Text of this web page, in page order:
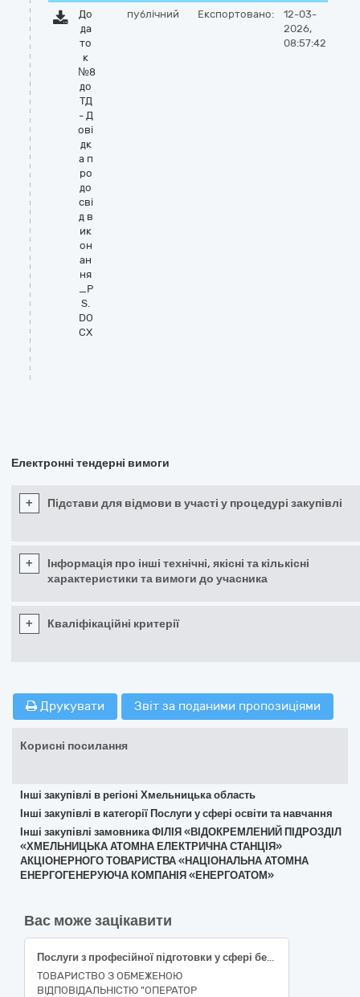
До
да
то
к
№8
до
ТД
- Д
ові
дк
а п
ро
до
сві
д в
ик
он
ан
ня
_P
S.
DO
CX
публічний Експортовано:
12-03-
2026,
08:57:42
Електронні тендерні вимоги
+ Підстави для відмови в участі у процедурі закупівлі
+
Інформація про інші технічні, якісні та кількісні
характеристики та вимоги до учасника
+ Кваліфікаційні критерії
Друкувати Звіт за поданими пропозиціями
Корисні посилання
Інші закупівлі в регіоні Хмельницька область
Інші закупівлі в категорії Послуги у сфері освіти та навчання
Інші закупівлі замовника ФІЛІЯ «ВІДОКРЕМЛЕНИЙ ПІДРОЗДІЛ
«ХМЕЛЬНИЦЬКА АТОМНА ЕЛЕКТРИЧНА СТАНЦІЯ»
АКЦІОНЕРНОГО ТОВАРИСТВА «НАЦІОНАЛЬНА АТОМНА
ЕНЕРГОГЕНЕРУЮЧА КОМПАНІЯ «ЕНЕРГОАТОМ»
Вас може зацікавити
Послуги з професійної підготовки у сфері безпеки (Підготовка та атестація експертів технічних з промислової безпеки)
ТОВАРИСТВО З ОБМЕЖЕНОЮ
ВІДПОВІДАЛЬНІСТЮ "ОПЕРАТОР